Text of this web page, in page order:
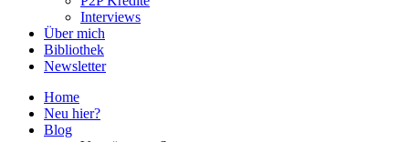
Interviews
Über mich
Bibliothek
Newsletter
Home
Neu hier?
Blog